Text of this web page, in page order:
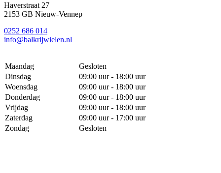
Haverstraat 27
2153 GB Nieuw-Vennep
0252 686 014
info@balkrijwielen.nl
Maandag
Gesloten
Dinsdag
09:00 uur - 18:00 uur
Woensdag
09:00 uur - 18:00 uur
Donderdag
09:00 uur - 18:00 uur
Vrijdag
09:00 uur - 18:00 uur
Zaterdag
09:00 uur - 17:00 uur
Zondag
Gesloten